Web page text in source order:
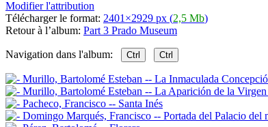
Modifier l'attribution
Télécharger le format: 2401×2929 px (2,5 Mb)
Retour à l’album: Part 3 Prado Museum
Navigation dans l'album: Ctrl Ctrl